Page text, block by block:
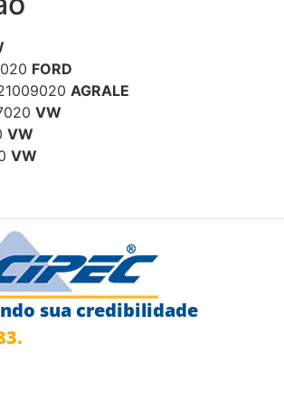
FORD
AGRALE
VW
VW
VW
sua credibilidade